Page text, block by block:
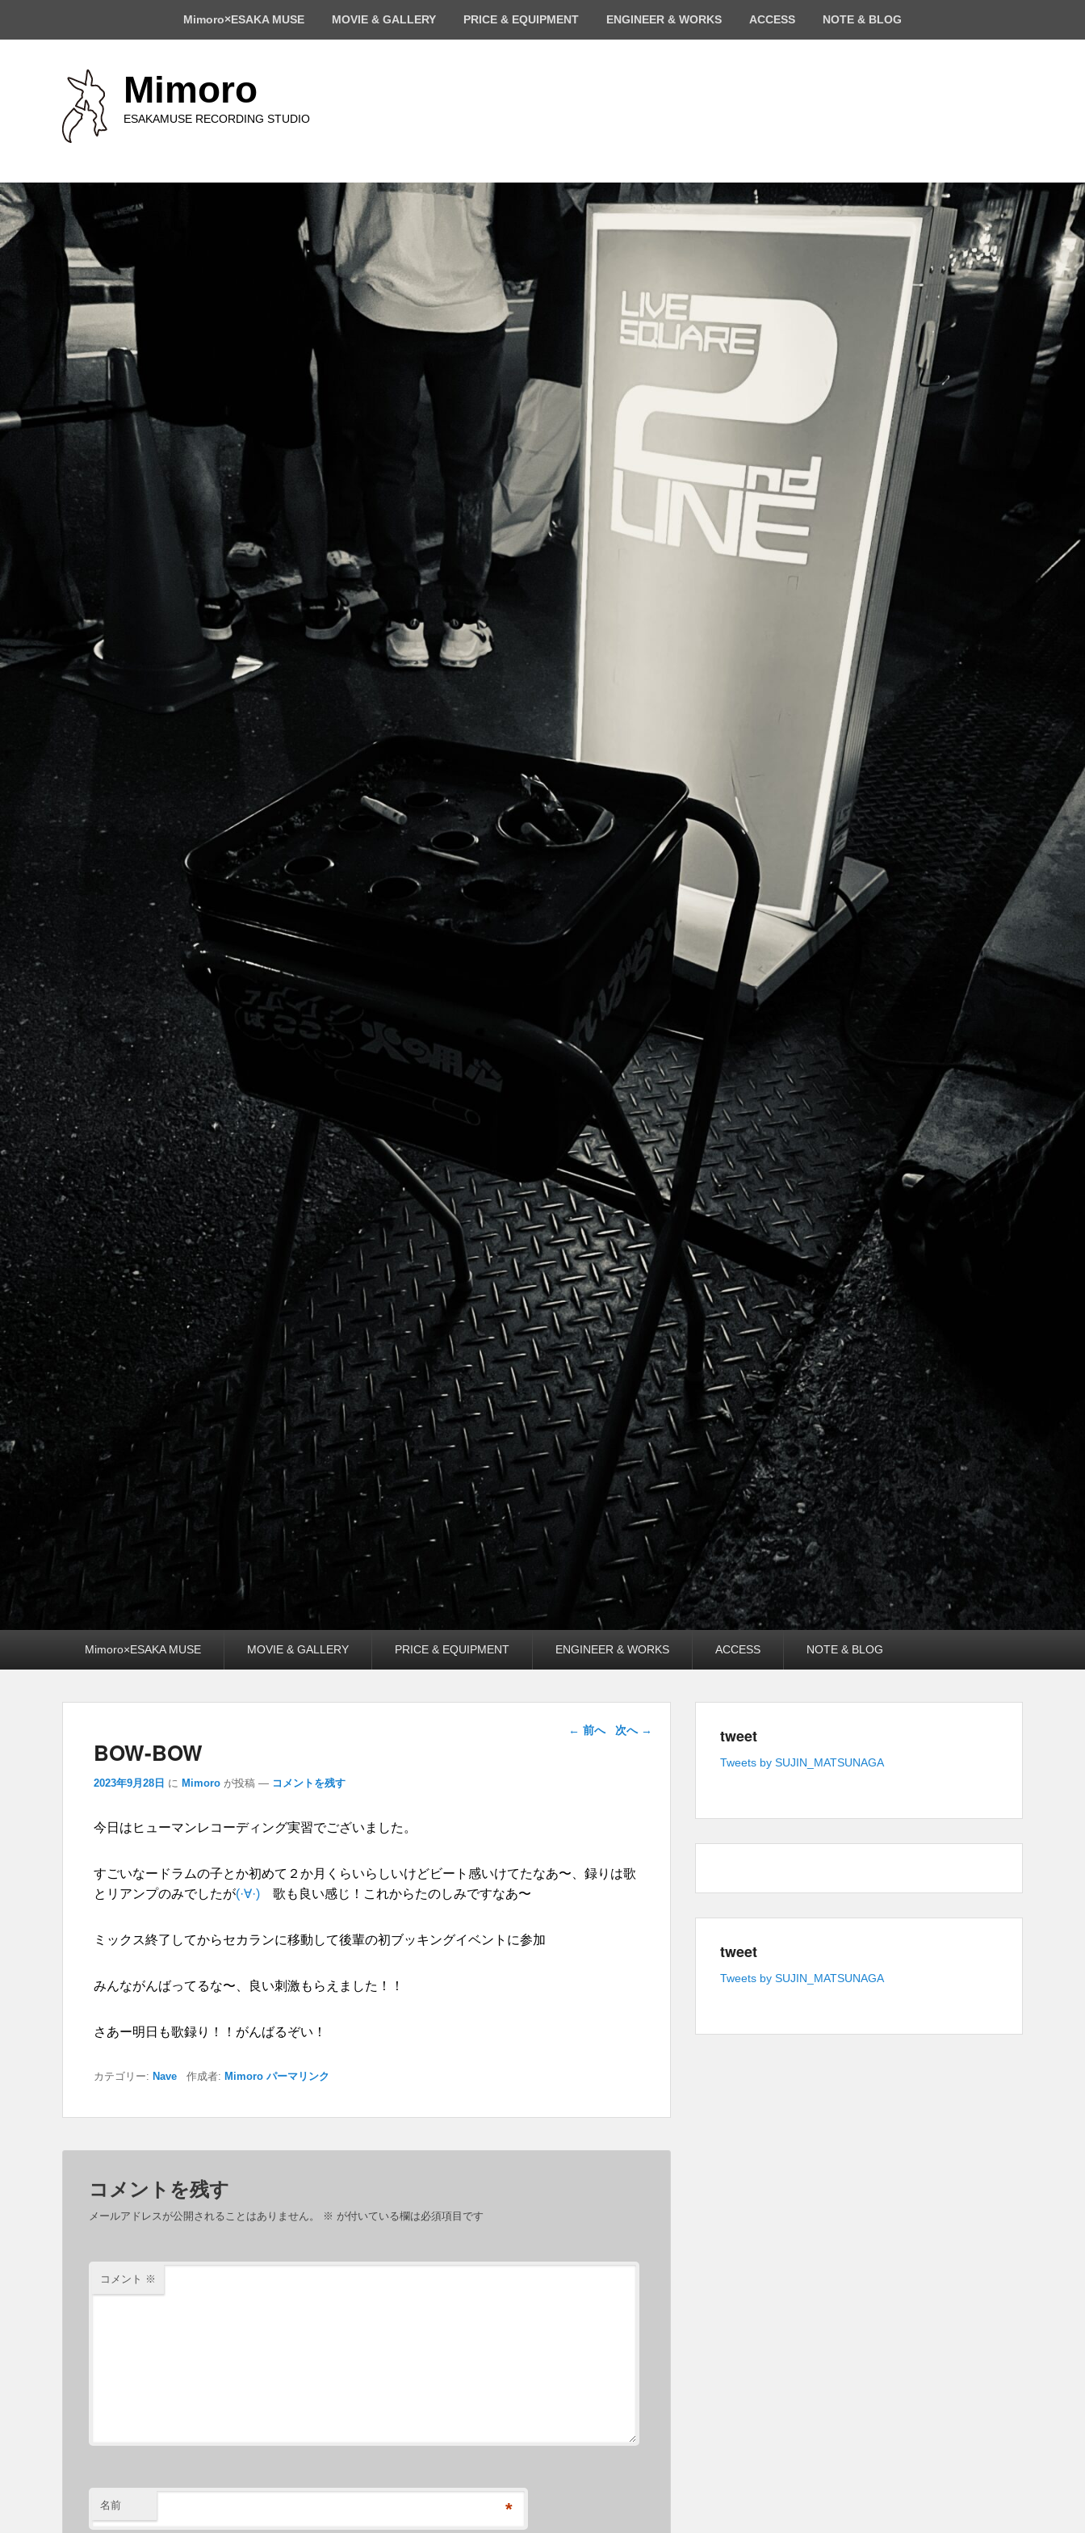
プ
ュ
ー
Mimoro×ESAKA MUSE MOVIE & GALLERY PRICE & EQUIPMENT ENGINEER & WORKS ACCESS NOTE & BLOG
Mimoro
ESAKAMUSE RECORDING STUDIO
ン
Mimoro×ESAKA MUSE MOVIE & GALLERY PRICE & EQUIPMENT ENGINEER & WORKS ACCESS NOTE & BLOG
投稿ナビゲー
ション
← 前へ 次へ →
BOW-BOW
2023年9月28日 に Mimoro が投稿 — コメントを残す
今日はヒューマンレコーディング実習でございました。
すごいなードラムの子とか初めて２か月くらいらしいけどビート感いけてたなあ〜、録りは歌
とリアンプのみでしたが(·∀·) 歌も良い感じ！これからたのしみですなあ〜
ミックス終了してからセカランに移動して後輩の初ブッキングイベントに参加
みんながんばってるな〜、良い刺激もらえました！！
さあー明日も歌録り！！がんばるぞい！
カテゴリー: Nave 作成者: Mimoro パーマリンク
コメントを残す
メールアドレスが公開されることはありません。 ※ が付いている欄は必須項目です
コメント ※
名前 *
tweet
Tweets by SUJIN_MATSUNAGA
tweet
Tweets by SUJIN_MATSUNAGA